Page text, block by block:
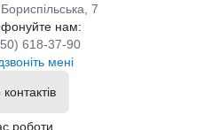
7
нам:
618-37-90
мені
роботи